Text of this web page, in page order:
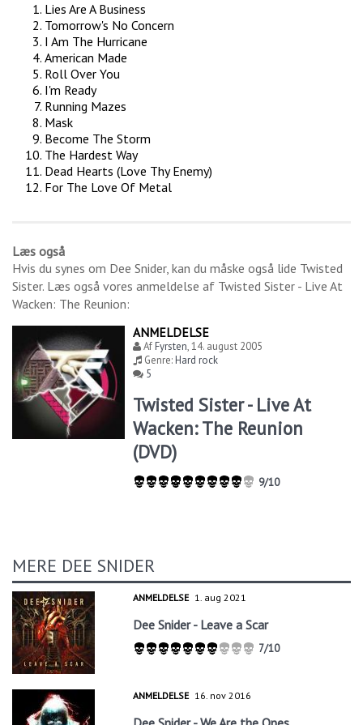
Lies Are A Business
Tomorrow's No Concern
I Am The Hurricane
American Made
Roll Over You
I'm Ready
Running Mazes
Mask
Become The Storm
The Hardest Way
Dead Hearts (Love Thy Enemy)
For The Love Of Metal
Læs også
Hvis du synes om Dee Snider, kan du måske også lide Twisted
Sister. Læs også vores anmeldelse af Twisted Sister - Live At
Wacken: The Reunion:
ANMELDELSE
AfFyrsten,14. august 2005
Genre:Hard rock
5
Twisted Sister - Live At
Wacken: The Reunion
(DVD)
9/10
MERE DEE SNIDER
ANMELDELSE 1. aug 2021
Dee Snider - Leave a Scar
7/10
ANMELDELSE 16. nov 2016